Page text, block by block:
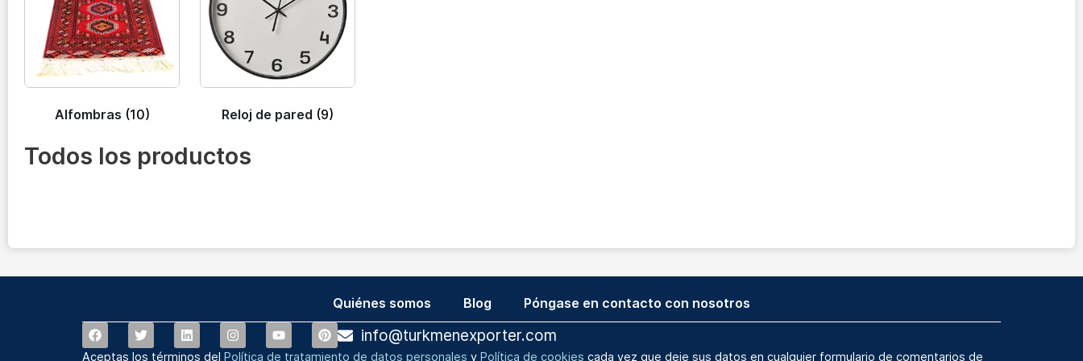
Alfombras (10) Reloj de pared (9)
Todos los productos
Quiénes somos Blog Póngase en contacto con nosotros
info@turkmenexporter.com
Aceptas los términos del Política de tratamiento de datos personales y Política de cookies cada vez que deje sus datos en cualquier formulario de comentarios de